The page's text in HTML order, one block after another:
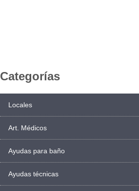
Categorías
Locales
Art. Médicos
Ayudas para baño
Ayudas técnicas